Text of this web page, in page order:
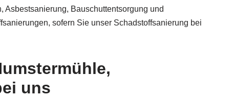
Bauschuttentsorgung und
sofern Sie unser Schadstoffsanierung bei
uns